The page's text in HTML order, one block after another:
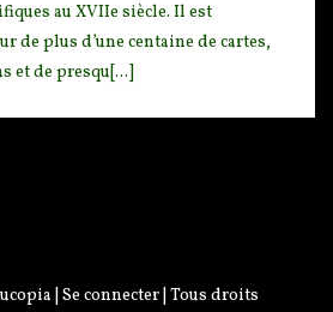
au XVIIe siècle. Il est
de plus d’une centaine de cartes,
et de presqu[...]
Se connecter | Tous droits